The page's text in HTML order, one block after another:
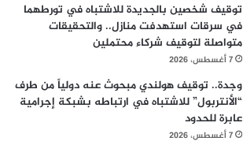
توقيف شخصين بالجديدة للاشتباه في تورطهما
في سرقات استهدفت منازل.. والتحقيقات
متواصلة لتوقيف شركاء محتملين
7 أغسطس، 2026
وجدة.. توقيف هولندي مبحوث عنه دولياً من طرف
“الأنتربول” للاشتباه في ارتباطه بشبكة إجرامية
عابرة للحدود
7 أغسطس، 2026